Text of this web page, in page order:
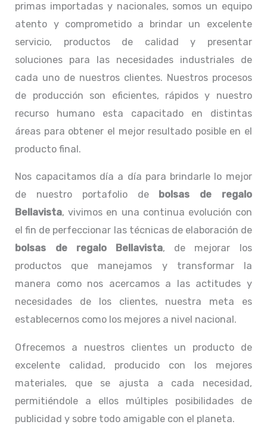
primas importadas y nacionales, somos un equipo
atento y comprometido a brindar un excelente
servicio, productos de calidad y presentar
soluciones para las necesidades industriales de
cada uno de nuestros clientes. Nuestros procesos
de producción son eficientes, rápidos y nuestro
recurso humano esta capacitado en distintas
áreas para obtener el mejor resultado posible en el
producto final.
Nos capacitamos día a día para brindarle lo mejor
de nuestro portafolio de
bolsas de regalo
Bellavista, vivimos en una continua evolución con
el fin de perfeccionar las técnicas de elaboración de
bolsas de regalo Bellavista, de mejorar los
productos que manejamos y transformar la
manera como nos acercamos a las actitudes y
necesidades de los clientes, nuestra meta es
establecernos como los mejores a nivel nacional.
Ofrecemos a nuestros clientes un producto de
excelente calidad, producido con los mejores
materiales, que se ajusta a cada necesidad,
permitiéndole a ellos múltiples posibilidades de
publicidad y sobre todo amigable con el planeta.